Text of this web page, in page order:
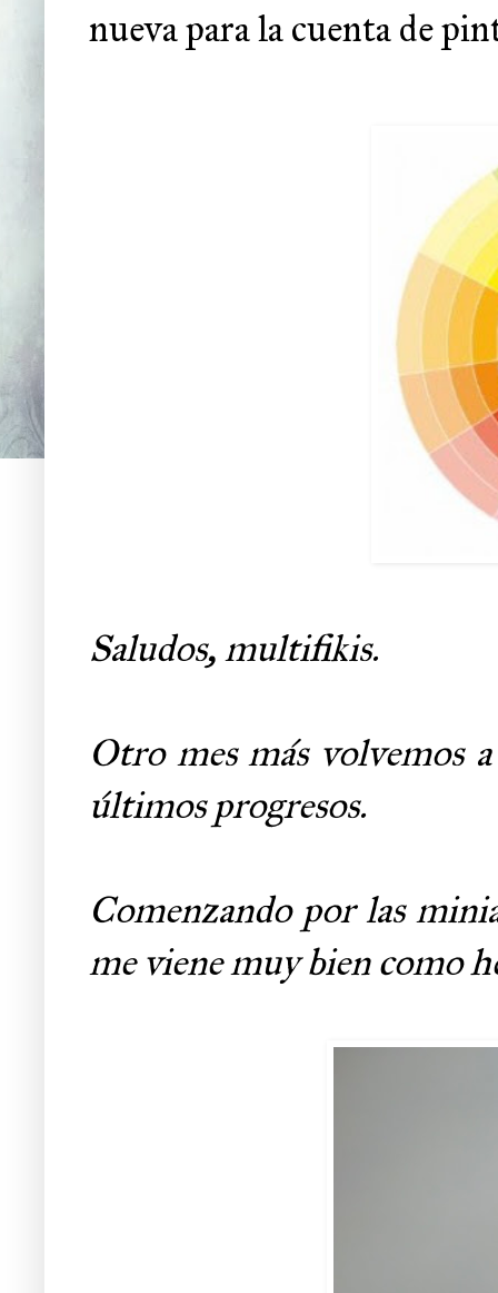
nueva para la cuenta de
Saludos, multifikis.
Otro mes más volvemos
últimos progresos.
Comenzando por las
me viene muy bien como